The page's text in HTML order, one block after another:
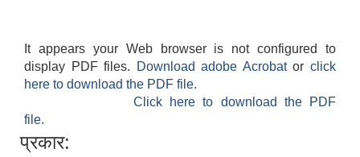
It appears your Web browser is not configured to
display PDF files.
Download adobe Acrobatorclick
here to download the PDF file.
Click here to download the PDF
file.
प्रकार: